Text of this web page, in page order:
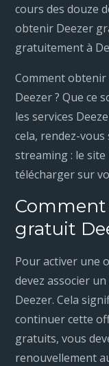
cours des douze
obtenir Deezer
gratuitement à
Comment obtenir
Deezer ? Que ce
les services
cela, rendez-
streaming : le site
télécharger sur
Comment
gratuit
Pour activer une
devez associer
Deezer. Cela
continuer cette
gratuits, vous
renouvellement